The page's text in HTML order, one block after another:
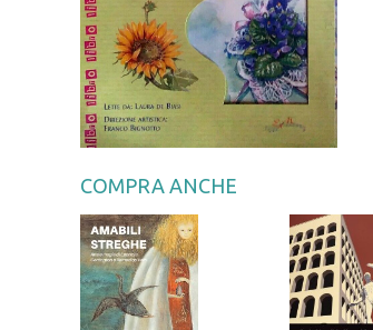
COMPRA ANCHE